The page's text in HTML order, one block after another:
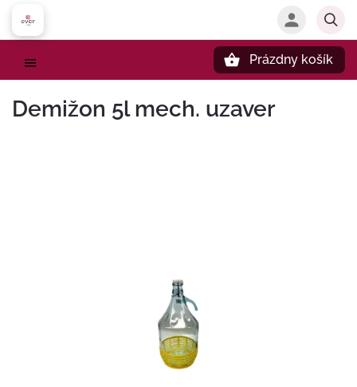
Prázdny košík
Demižon 5l mech. uzaver